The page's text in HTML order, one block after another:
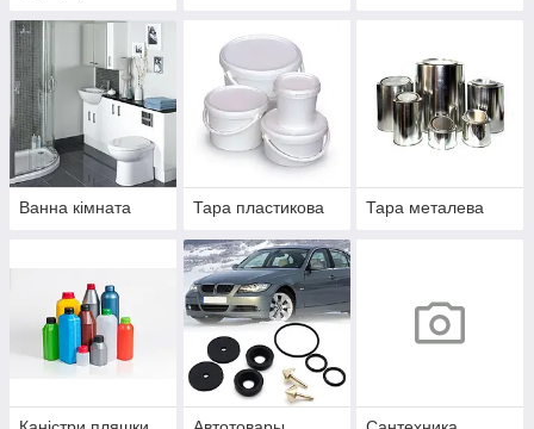
Ванна кімната Тара пластикова Тара металева